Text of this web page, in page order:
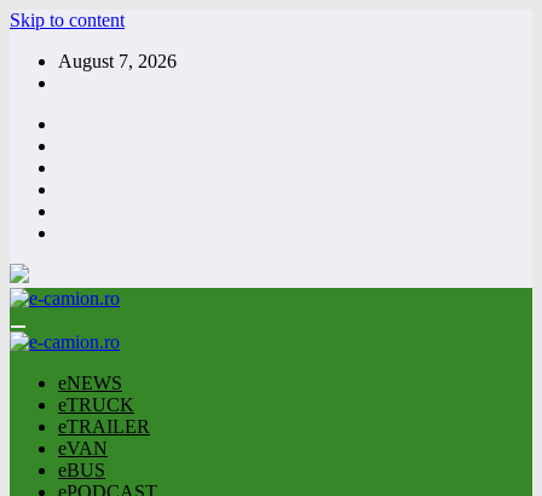
Skip to content
August 7, 2026
eNEWS
eTRUCK
eTRAILER
eVAN
eBUS
ePODCAST